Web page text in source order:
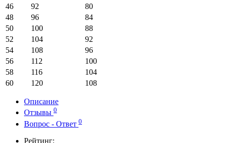
46
92
80
48
96
84
50
100
88
52
104
92
54
108
96
56
112
100
58
116
104
60
120 108
Описание
Отзывы 0
Вопрос - Ответ 0
Рейтинг: